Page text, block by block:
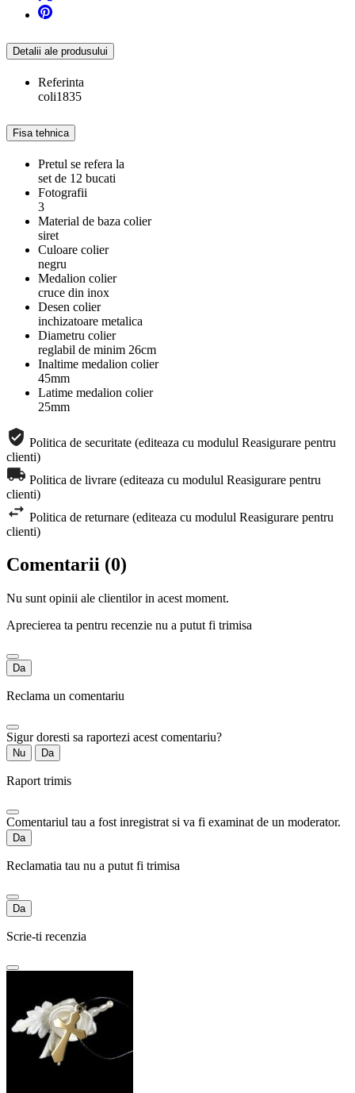
Detalii ale produsului
Referinta
coli1835
Fisa tehnica
Pretul se refera la
set de 12 bucati
Fotografii
3
Material de baza colier
siret
Culoare colier
negru
Medalion colier
cruce din inox
Desen colier
inchizatoare metalica
Diametru colier
reglabil de minim 26cm
Inaltime medalion colier
45mm
Latime medalion colier
25mm
Politica de securitate (editeaza cu modulul Reasigurare pentru
clienti)
Politica de livrare (editeaza cu modulul Reasigurare pentru
clienti)
Politica de returnare (editeaza cu modulul Reasigurare pentru
clienti)
Comentarii (0)
Nu sunt opinii ale clientilor in acest moment.
Aprecierea ta pentru recenzie nu a putut fi trimisa
Da
Reclama un comentariu
Sigur doresti sa raportezi acest comentariu?
Nu Da
Raport trimis
Comentariul tau a fost inregistrat si va fi examinat de un moderator.
Da
Reclamatia tau nu a putut fi trimisa
Da
Scrie-ti recenzia